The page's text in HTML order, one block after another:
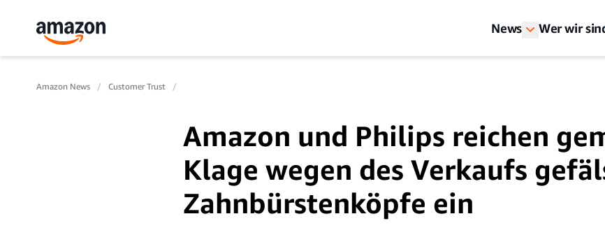
News Wer wir
Amazon News Customer Trust
Amazon und Philips reichen
Klage wegen des Verkaufs
Zahnbürstenköpfe ein